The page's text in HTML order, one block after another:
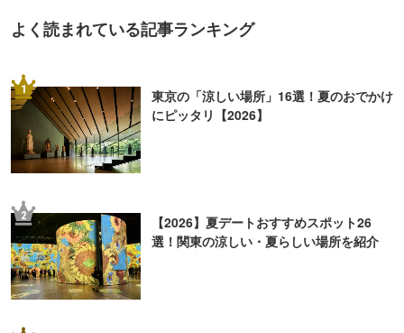
よく読まれている記事ランキング
1
東京の「涼しい場所」16選！夏のおでかけ
にピッタリ【2026】
2
【2026】夏デートおすすめスポット26
選！関東の涼しい・夏らしい場所を紹介